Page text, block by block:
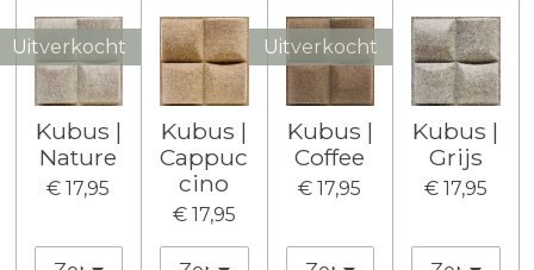
Uitverkocht
Kubus |
Nature
€ 17,95
Kubus |
Cappuc
cino
€ 17,95
Uitverkocht
Kubus |
Coffee
€ 17,95
Kubus |
Grijs
€ 17,95